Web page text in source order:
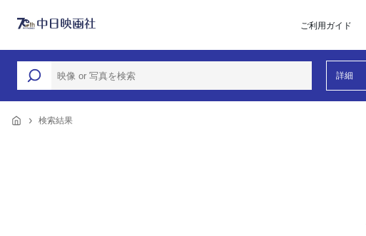
ご利用ガイド
詳細
検索結果